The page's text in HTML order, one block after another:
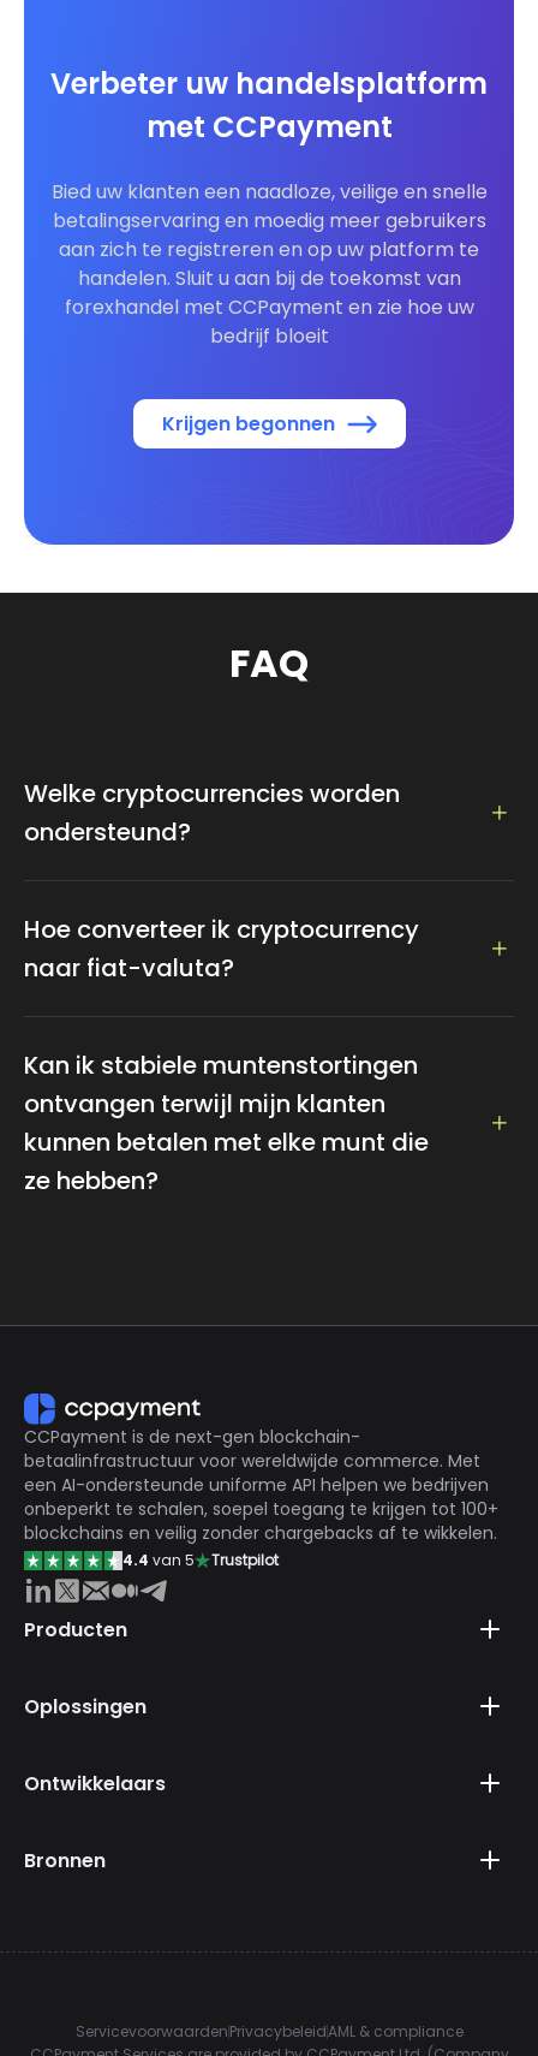
Verbeter uw handelsplatform
met CCPayment
Bied uw klanten een naadloze, veilige en snelle
betalingservaring en moedig meer gebruikers
aan zich te registreren en op uw platform te
handelen. Sluit u aan bij de toekomst van
forexhandel met CCPayment en zie hoe uw
bedrijf bloeit
Krijgen begonnen
FAQ
Welke cryptocurrencies worden
ondersteund?
ondersteund voor betaling, waaronder Bitcoin,
Ethereum, Dogecoin, Litecoin, tether...
Hoe converteer ik cryptocurrency
naar fiat-valuta?
die gemakkelijk toegankelijk is door de valuta en het
Kan ik stabiele muntenstortingen
ontvangen terwijl mijn klanten
kunnen betalen met elke munt die
ze hebben?
automatisch om in stabiele munten, die u vervolgens
CCPayment is de next-gen blockchain-
betaalinfrastructuur voor wereldwijde commerce. Met
een AI-ondersteunde uniforme API helpen we bedrijven
onbeperkt te schalen, soepel toegang te krijgen tot 100+
blockchains en veilig zonder chargebacks af te wikkelen.
4.4 van 5 Trustpilot
Producten
Oplossingen
Ontwikkelaars
Bronnen
ServicevoorwaardenPrivacybeleidAML & compliance